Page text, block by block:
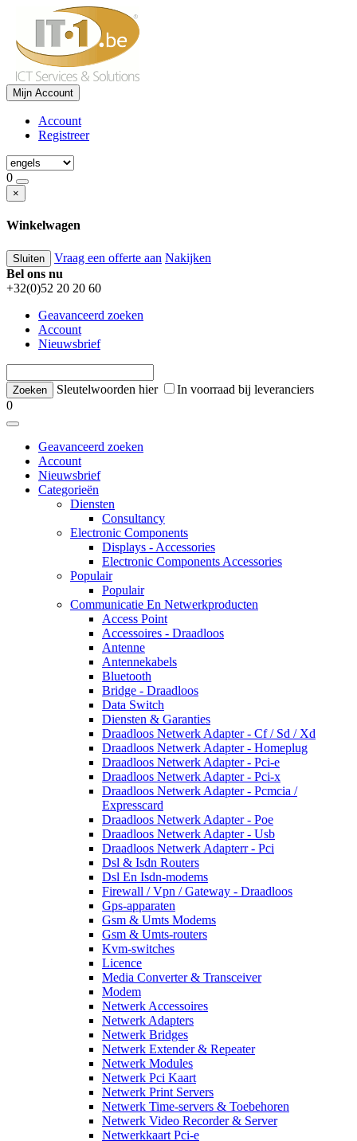
Mijn Account
Account
Registreer
0
×
Winkelwagen
Sluiten Vraag een offerte aan Nakijken
Bel ons nu
+32(0)52 20 20 60
Geavanceerd zoeken
Account
Nieuwsbrief
Sleutelwoorden hier
In voorraad bij leveranciers
0
Geavanceerd zoeken
Account
Nieuwsbrief
Categorieën
Diensten
Consultancy
Electronic Components
Displays - Accessories
Electronic Components Accessories
Populair
Populair
Communicatie En Netwerkproducten
Access Point
Accessoires - Draadloos
Antenne
Antennekabels
Bluetooth
Bridge - Draadloos
Data Switch
Diensten & Garanties
Draadloos Netwerk Adapter - Cf / Sd / Xd
Draadloos Netwerk Adapter - Homeplug
Draadloos Netwerk Adapter - Pci-e
Draadloos Netwerk Adapter - Pci-x
Draadloos Netwerk Adapter - Pcmcia /
Expresscard
Draadloos Netwerk Adapter - Poe
Draadloos Netwerk Adapter - Usb
Draadloos Netwerk Adapterr - Pci
Dsl & Isdn Routers
Dsl En Isdn-modems
Firewall / Vpn / Gateway - Draadloos
Gps-apparaten
Gsm & Umts Modems
Gsm & Umts-routers
Kvm-switches
Licence
Media Converter & Transceiver
Modem
Netwerk Accessoires
Netwerk Adapters
Netwerk Bridges
Netwerk Extender & Repeater
Netwerk Modules
Netwerk Pci Kaart
Netwerk Print Servers
Netwerk Time-servers & Toebehoren
Netwerk Video Recorder & Server
Netwerkkaart Pci-e